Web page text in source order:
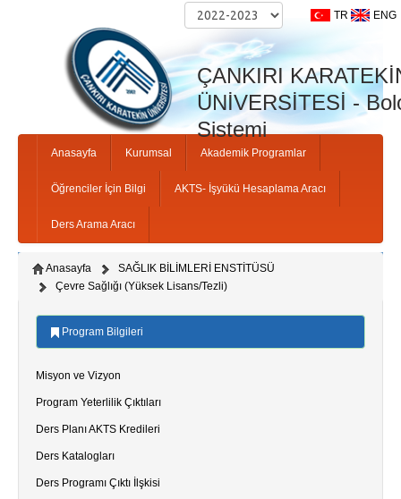
TR ENG
ÇANKIRI
ÜNİVERSİTESİ -
Sistemi
Anasayfa Kurumsal Akademik Programlar
Öğrenciler İçin Bilgi AKTS- İşyükü Hesaplama Aracı
Ders Arama Aracı
Anasayfa
SAĞLIK BİLİMLERİ ENSTİTÜSÜ
Çevre Sağlığı (Yüksek Lisans/Tezli)
Program Bilgileri
Misyon ve Vizyon
Program Yeterlilik Çıktıları
Ders Planı AKTS Kredileri
Ders Katalogları
Ders Programı Çıktı İlşkisi